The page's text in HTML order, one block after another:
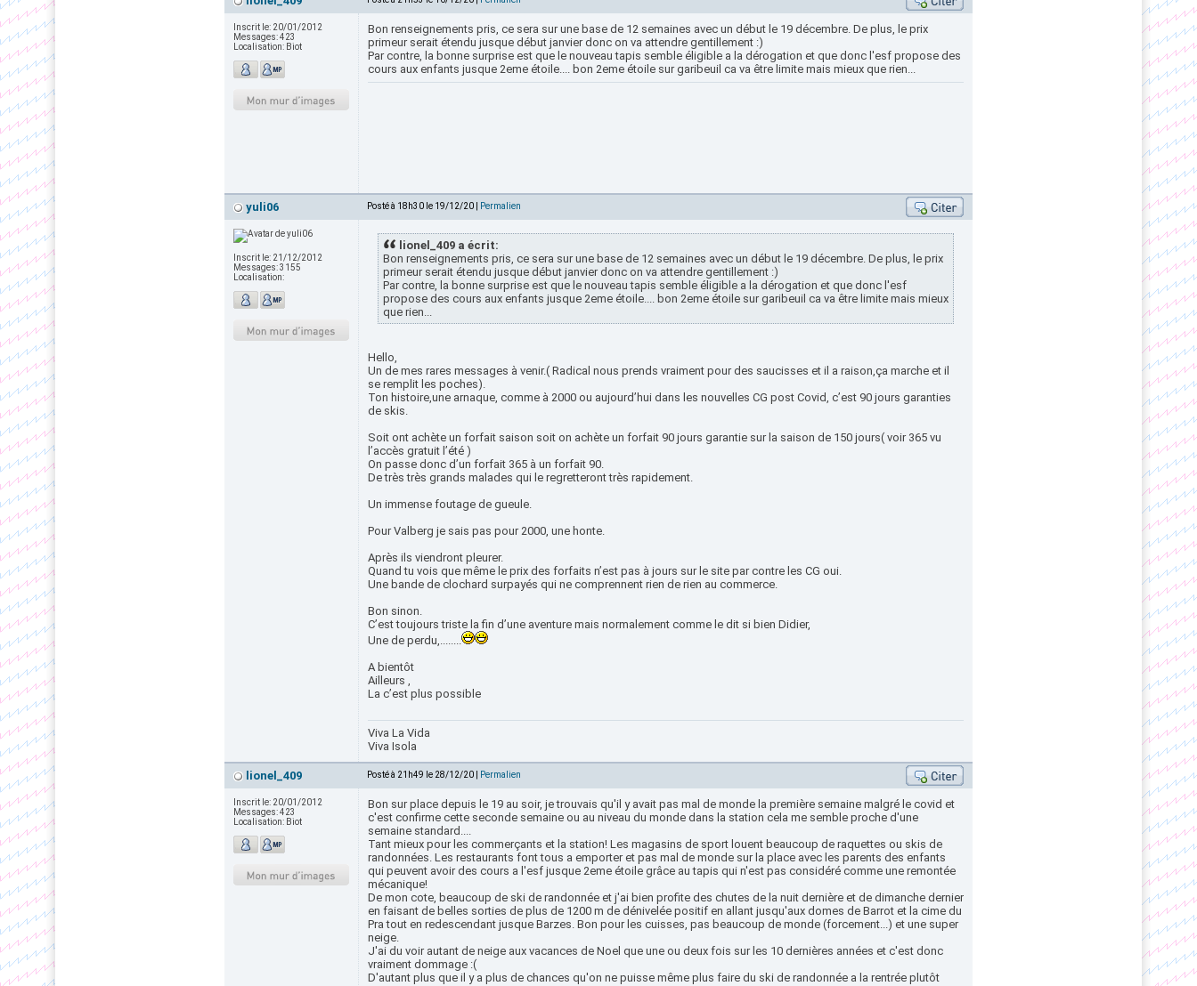
Inscrit le: 20/01/2012
Messages:423
Localisation: Biot
Bon renseignements pris, ce sera sur une base de 12 semaines avec un début le 19 décembre. De plus, le prix
primeur serait étendu jusque début janvier donc on va attendre gentillement :)
Par contre, la bonne surprise est que le nouveau tapis semble éligible a la dérogation et que donc l'esf propose des
cours aux enfants jusque 2eme étoile.... bon 2eme étoile sur garibeuil ca va être limite mais mieux que rien...
yuli06 Posté à 18h30 le 19/12/20 | Permalien
Inscrit le: 21/12/2012
Messages:3155
Localisation:
lionel_409 a écrit:
Bon renseignements pris, ce sera sur une base de 12 semaines avec un début le 19 décembre. De plus, le prix
primeur serait étendu jusque début janvier donc on va attendre gentillement :)
Par contre, la bonne surprise est que le nouveau tapis semble éligible a la dérogation et que donc l'esf
propose des cours aux enfants jusque 2eme étoile.... bon 2eme étoile sur garibeuil ca va être limite mais mieux
que rien...
Hello,
Un de mes rares messages à venir.( Radical nous prends vraiment pour des saucisses et il a raison,ça marche et il
se remplit les poches).
Ton histoire,une arnaque, comme à 2000 ou aujourd’hui dans les nouvelles CG post Covid, c’est 90 jours garanties
de skis.
Soit ont achète un forfait saison soit on achète un forfait 90 jours garantie sur la saison de 150 jours( voir 365 vu
l’accès gratuit l’été )
On passe donc d’un forfait 365 à un forfait 90.
De très très grands malades qui le regretteront très rapidement.
Un immense foutage de gueule.
Pour Valberg je sais pas pour 2000, une honte.
Après ils viendront pleurer.
Quand tu vois que même le prix des forfaits n’est pas à jours sur le site par contre les CG oui.
Une bande de clochard surpayés qui ne comprennent rien de rien au commerce.
Bon sinon.
C’est toujours triste la fin d’une aventure mais normalement comme le dit si bien Didier,
Une de perdu,........
A bientôt
Ailleurs ,
La c’est plus possible
Viva La Vida
Viva Isola
lionel_409 Posté à 21h49 le 28/12/20 | Permalien
Inscrit le: 20/01/2012
Messages:423
Localisation: Biot
Bon sur place depuis le 19 au soir, je trouvais qu'il y avait pas mal de monde la première semaine malgré le covid et
c'est confirme cette seconde semaine ou au niveau du monde dans la station cela me semble proche d'une
semaine standard....
Tant mieux pour les commerçants et la station! Les magasins de sport louent beaucoup de raquettes ou skis de
randonnées. Les restaurants font tous a emporter et pas mal de monde sur la place avec les parents des enfants
qui peuvent avoir des cours a l'esf jusque 2eme étoile grâce au tapis qui n'est pas considéré comme une remontée
mécanique!
De mon cote, beaucoup de ski de randonnée et j'ai bien profite des chutes de la nuit dernière et de dimanche dernier
en faisant de belles sorties de plus de 1200 m de dénivelée positif en allant jusqu'aux domes de Barrot et la cime du
Pra tout en redescendant jusque Barzes. Bon pour les cuisses, pas beaucoup de monde (forcement...) et une super
neige.
J'ai du voir autant de neige aux vacances de Noel que une ou deux fois sur les 10 dernières années et c'est donc
vraiment dommage :(
D'autant plus que il y a plus de chances qu'on ne puisse même plus faire du ski de randonnée a la rentrée plutôt